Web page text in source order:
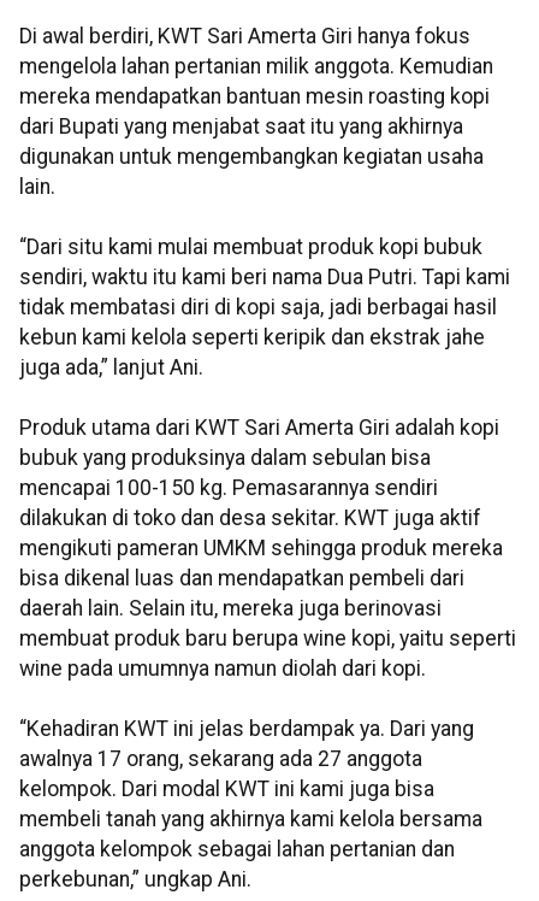
Di awal berdiri, KWT Sari Amerta Giri hanya fokus
mengelola lahan pertanian milik anggota. Kemudian
mereka mendapatkan bantuan mesin roasting kopi
dari Bupati yang menjabat saat itu yang akhirnya
digunakan untuk mengembangkan kegiatan usaha
lain.
“Dari situ kami mulai membuat produk kopi bubuk
sendiri, waktu itu kami beri nama Dua Putri. Tapi kami
tidak membatasi diri di kopi saja, jadi berbagai hasil
kebun kami kelola seperti keripik dan ekstrak jahe
juga ada,” lanjut Ani.
Produk utama dari KWT Sari Amerta Giri adalah kopi
bubuk yang produksinya dalam sebulan bisa
mencapai 100-150 kg. Pemasarannya sendiri
dilakukan di toko dan desa sekitar. KWT juga aktif
mengikuti pameran UMKM sehingga produk mereka
bisa dikenal luas dan mendapatkan pembeli dari
daerah lain. Selain itu, mereka juga berinovasi
membuat produk baru berupa wine kopi, yaitu seperti
wine pada umumnya namun diolah dari kopi.
“Kehadiran KWT ini jelas berdampak ya. Dari yang
awalnya 17 orang, sekarang ada 27 anggota
kelompok. Dari modal KWT ini kami juga bisa
membeli tanah yang akhirnya kami kelola bersama
anggota kelompok sebagai lahan pertanian dan
perkebunan,” ungkap Ani.